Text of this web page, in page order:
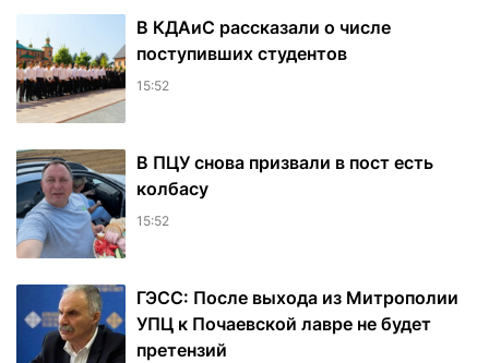
В КДАиС рассказали о числе
поступивших студентов
15:52
В ПЦУ снова призвали в пост есть
колбасу
15:52
ГЭСС: После выхода из Митрополии
УПЦ к Почаевской лавре не будет
претензий